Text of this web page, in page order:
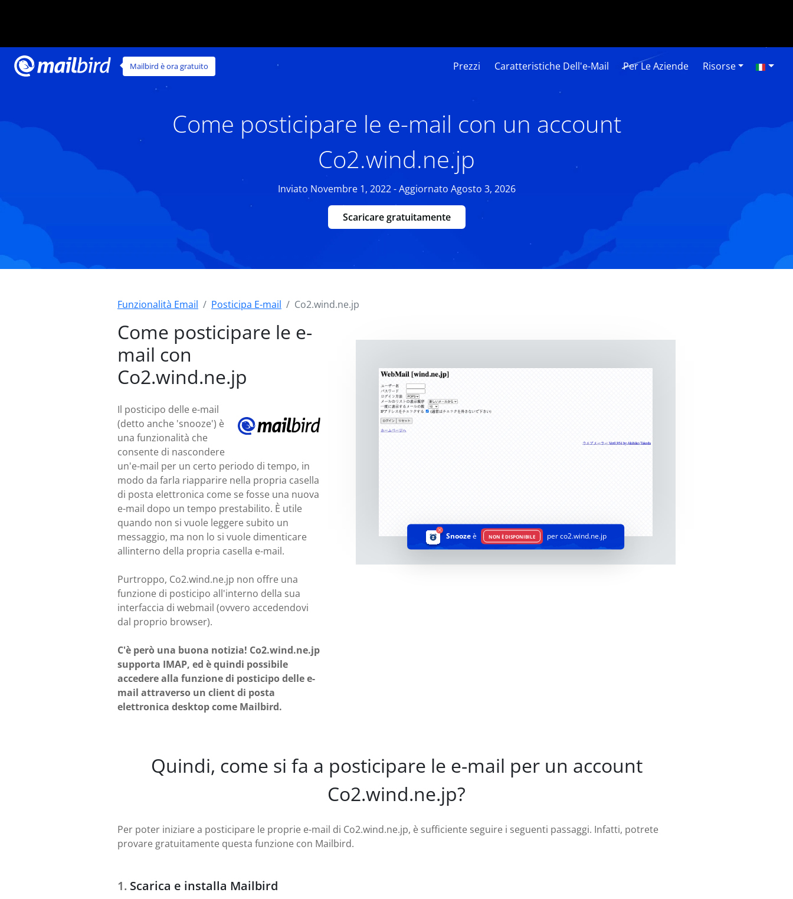
Mailbird è ora gratuito Prezzi Caratteristiche Dell'e-Mail Per Le Aziende Risorse
Come posticipare le e-mail con un account
Co2.wind.ne.jp
Inviato Novembre 1, 2022 - Aggiornato Agosto 3, 2026
Scaricare gratuitamente
Funzionalità Email Posticipa E-mail Co2.wind.ne.jp
Come posticipare le e-
mail con
Co2.wind.ne.jp
Il posticipo delle e-mail
(detto anche 'snooze') è
una funzionalità che
consente di nascondere
un'e-mail per un certo periodo di tempo, in
modo da farla riapparire nella propria casella
di posta elettronica come se fosse una nuova
e-mail dopo un tempo prestabilito. È utile
quando non si vuole leggere subito un
messaggio, ma non lo si vuole dimenticare
allinterno della propria casella e-mail.
Purtroppo, Co2.wind.ne.jp non offre una
funzione di posticipo all'interno della sua
interfaccia di webmail (ovvero accedendovi
dal proprio browser).
C'è però una buona notizia! Co2.wind.ne.jp
supporta IMAP, ed è quindi possibile
accedere alla funzione di posticipo delle e-
mail attraverso un client di posta
elettronica desktop come Mailbird.
Snoozeè NON È DISPONIBILE per co2.wind.ne.jp
Quindi, come si fa a posticipare le e-mail per un account
Co2.wind.ne.jp?
Per poter iniziare a posticipare le proprie e-mail di Co2.wind.ne.jp, è sufficiente seguire i seguenti passaggi. Infatti, potrete
provare gratuitamente questa funzione con Mailbird.
Scarica e installa Mailbird